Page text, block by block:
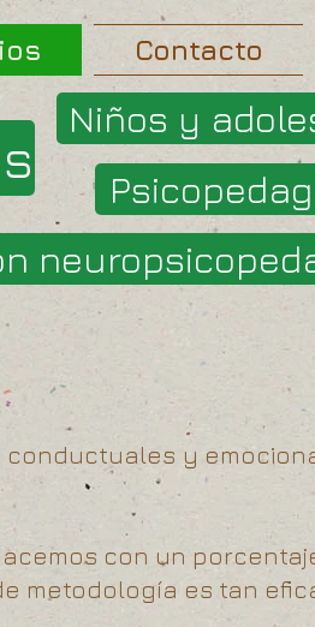
Contacto
Niños y
y
con un
metodología es tan